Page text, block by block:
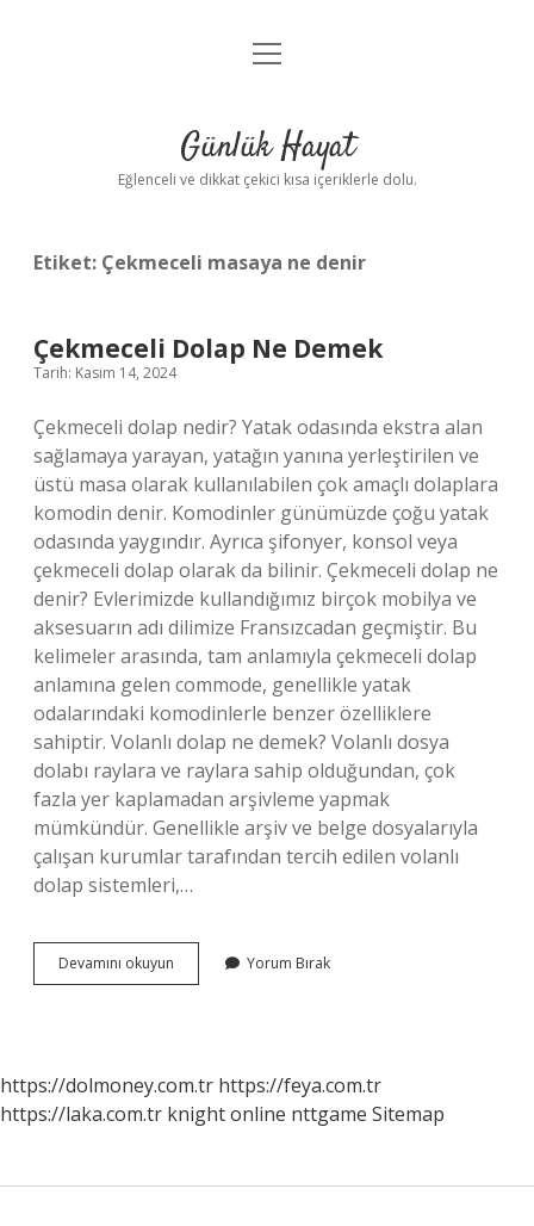
Anasayfa
Yasal Uyarı
menüyü
Günlük Hayat
Eğlenceli ve dikkat çekici kısa içeriklerle dolu.
Etiket: Çekmeceli masaya ne denir
Çekmeceli Dolap Ne Demek
Tarih: Kasım 14, 2024
Çekmeceli dolap nedir? Yatak odasında ekstra alan
sağlamaya yarayan, yatağın yanına yerleştirilen ve
üstü masa olarak kullanılabilen çok amaçlı dolaplara
komodin denir. Komodinler günümüzde çoğu yatak
odasında yaygındır. Ayrıca şifonyer, konsol veya
çekmeceli dolap olarak da bilinir. Çekmeceli dolap ne
denir? Evlerimizde kullandığımız birçok mobilya ve
aksesuarın adı dilimize Fransızcadan geçmiştir. Bu
kelimeler arasında, tam anlamıyla çekmeceli dolap
anlamına gelen commode, genellikle yatak
odalarındaki komodinlerle benzer özelliklere
sahiptir. Volanlı dolap ne demek? Volanlı dosya
dolabı raylara ve raylara sahip olduğundan, çok
fazla yer kaplamadan arşivleme yapmak
mümkündür. Genellikle arşiv ve belge dosyalarıyla
çalışan kurumlar tarafından tercih edilen volanlı
dolap sistemleri,…
Devamını okuyun Çekmeceli
Dolap
Yorum Bırak
https://dolmoney.com.tr https://feya.com.tr
https://laka.com.tr knight online nttgame Sitemap